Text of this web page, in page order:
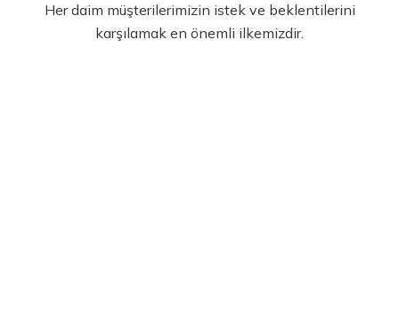
Her daim müşterilerimizin istek ve beklentilerini
karşılamak en önemli ilkemizdir.